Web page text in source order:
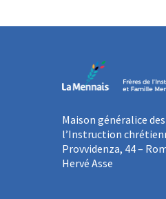
Maison généralice
l’Instruction
Provvidenza, 44 –
Hervé Asse